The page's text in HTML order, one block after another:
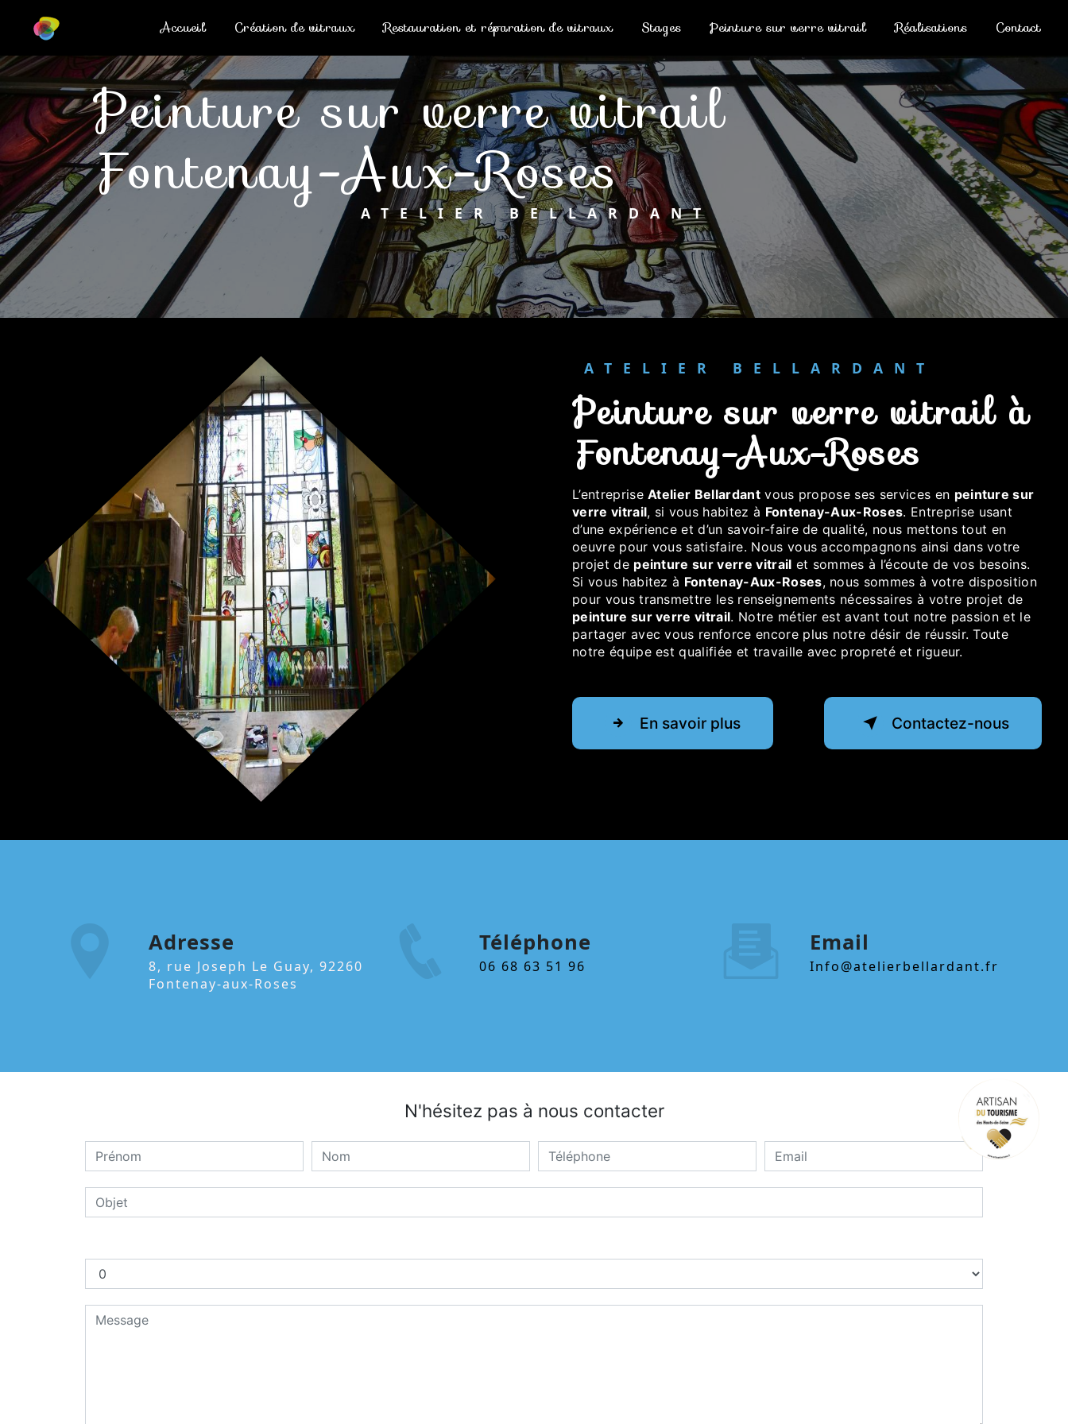
Accueil Création de vitraux Restauration et réparation de vitraux Stages Peinture sur verre vitrail Réalisations Contact
peinture sur verre vitrail
Fontenay-Aux-Roses
ATELIER BELLARDANT
ATELIER BELLARDANT
peinture sur verre vitrail à
Fontenay-Aux-Roses
L’entrepriseAtelier Bellardantvous propose ses services en peinture sur
verre vitrail, si vous habitez à Fontenay-Aux-Roses. Entreprise usant
d’une expérience et d’un savoir-faire de qualité, nous mettons tout en
oeuvre pour vous satisfaire. Nous vous accompagnons ainsi dans votre
projet de peinture sur verre vitrail et sommes à l’écoute de vos besoins.
Si vous habitez à Fontenay-Aux-Roses, nous sommes à votre disposition
pour vous transmettre les renseignements nécessaires à votre projet de
peinture sur verre vitrail. Notre métier est avant tout notre passion et le
partager avec vous renforce encore plus notre désir de réussir. Toute
notre équipe est qualifiée et travaille avec propreté et rigueur.
En savoir plus Contactez-nous
Adresse
8, rue Joseph Le Guay, 92260
Fontenay-aux-Roses
Téléphone
06 68 63 51 96
Email
info@atelierbellardant.fr
N'hésitez pas à nous contacter